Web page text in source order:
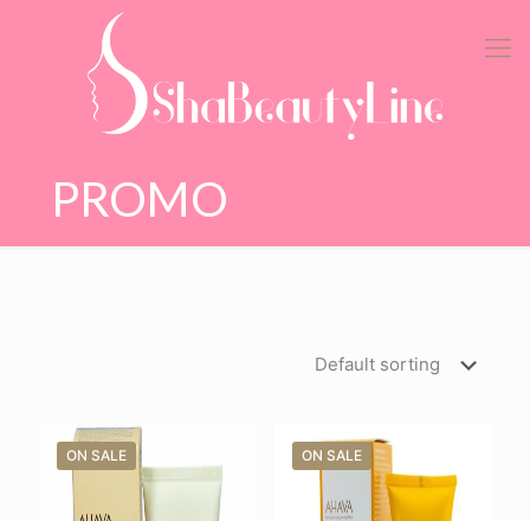
PROMO
ON SALE ON SALE